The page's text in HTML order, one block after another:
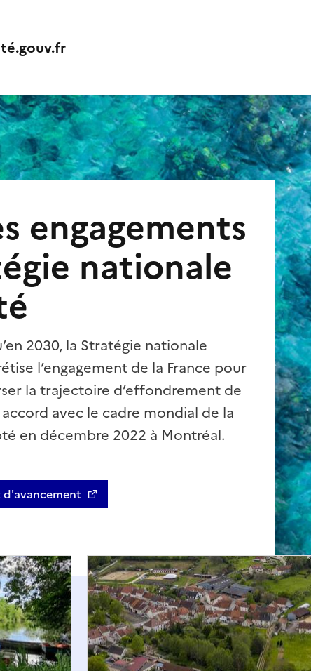
engagements
nationale
2030, la Stratégie nationale
l’engagement de la France pour
la trajectoire d’effondrement de
avec le cadre mondial de la
en décembre 2022 à Montréal.